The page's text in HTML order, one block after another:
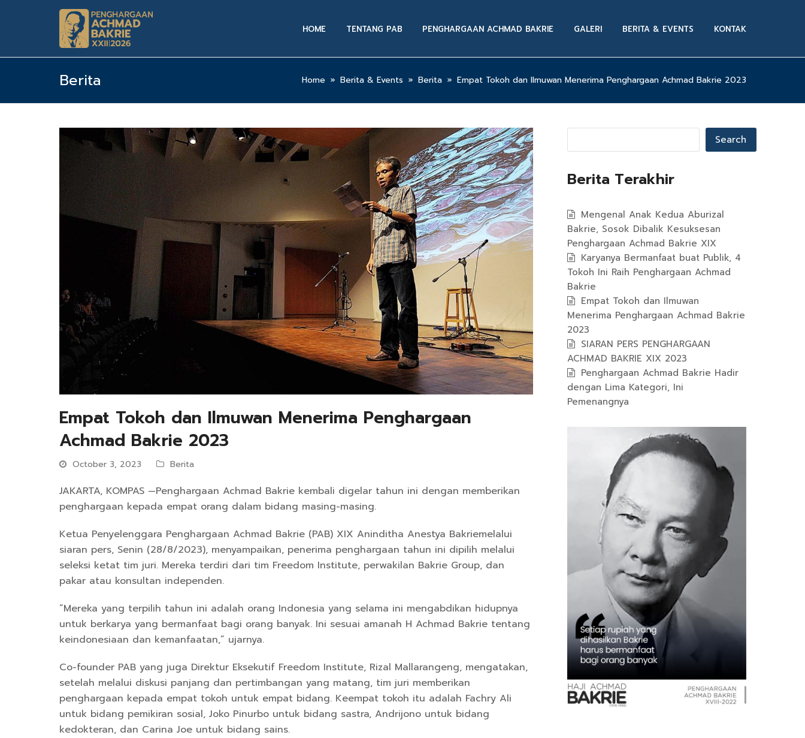
HOME TENTANG PAB PENGHARGAAN ACHMAD BAKRIE GALERI BERITA & EVENTS KONTAK
Berita Home » Berita & Events » Berita » Empat Tokoh dan Ilmuwan Menerima Penghargaan Achmad Bakrie 2023
Empat Tokoh dan Ilmuwan Menerima Penghargaan
Achmad Bakrie 2023
October 3, 2023 Berita
JAKARTA, KOMPAS —Penghargaan Achmad Bakrie kembali digelar tahun ini dengan memberikan
penghargaan kepada empat orang dalam bidang masing-masing.
Ketua Penyelenggara Penghargaan Achmad Bakrie (PAB) XIX Aninditha Anestya Bakriemelalui
siaran pers, Senin (28/8/2023), menyampaikan, penerima penghargaan tahun ini dipilih melalui
seleksi ketat tim juri. Mereka terdiri dari tim Freedom Institute, perwakilan Bakrie Group, dan
pakar atau konsultan independen.
”Mereka yang terpilih tahun ini adalah orang Indonesia yang selama ini mengabdikan hidupnya
untuk berkarya yang bermanfaat bagi orang banyak. Ini sesuai amanah H Achmad Bakrie tentang
keindonesiaan dan kemanfaatan,” ujarnya.
Co-founder PAB yang juga Direktur Eksekutif Freedom Institute, Rizal Mallarangeng, mengatakan,
setelah melalui diskusi panjang dan pertimbangan yang matang, tim juri memberikan
penghargaan kepada empat tokoh untuk empat bidang. Keempat tokoh itu adalah Fachry Ali
untuk bidang pemikiran sosial, Joko Pinurbo untuk bidang sastra, Andrijono untuk bidang
kedokteran, dan Carina Joe untuk bidang sains.
Search
Berita Terakhir
Mengenal Anak Kedua Aburizal
Bakrie, Sosok Dibalik Kesuksesan
Penghargaan Achmad Bakrie XIX
Karyanya Bermanfaat buat Publik, 4
Tokoh Ini Raih Penghargaan Achmad
Bakrie
Empat Tokoh dan Ilmuwan
Menerima Penghargaan Achmad Bakrie
2023
SIARAN PERS PENGHARGAAN
ACHMAD BAKRIE XIX 2023
Penghargaan Achmad Bakrie Hadir
dengan Lima Kategori, Ini
Pemenangnya